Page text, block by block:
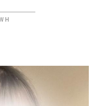
H